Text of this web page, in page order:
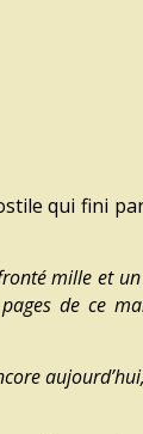
qui fini
mille et
de ce